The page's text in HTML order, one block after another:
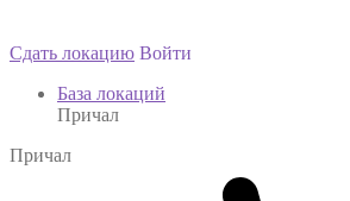
Сдать локацию Войти
База локаций
Причал
Причал